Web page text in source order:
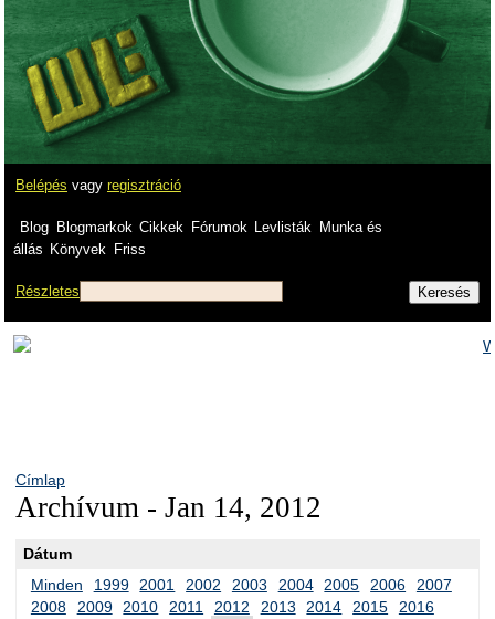
Belépés vagy regisztráció
Blog Blogmarkok Cikkek Fórumok Levlisták
Munka és
állás Könyvek Friss
Részletes
Címlap
Archívum - Jan 14, 2012
Dátum
Minden
1999 2001 2002 2003 2004 2005 2006
2007
2008
2009 2010 2011 2012 2013 2014 2015
2016